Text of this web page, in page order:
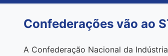
Confederações vão ao
A Confederação Nacional da